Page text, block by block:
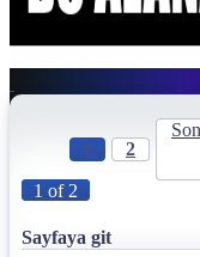
1 2
1 of 2
Sayfaya git